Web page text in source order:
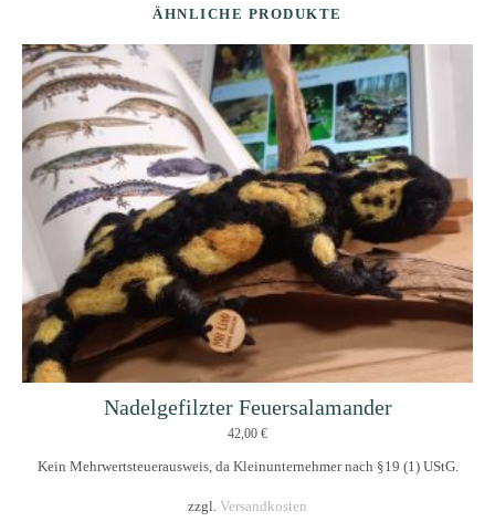
ÄHNLICHE PRODUKTE
Nadelgefilzter Feuersalamander
42,00 €
Kein Mehrwertsteuerausweis, da Kleinunternehmer nach §19 (1) UStG.
zzgl. Versandkosten